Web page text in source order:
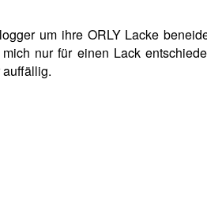
um ihre ORLY Lacke
nur für einen Lack